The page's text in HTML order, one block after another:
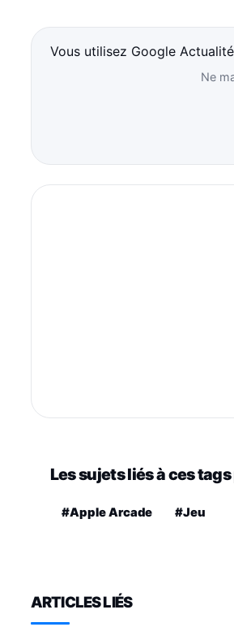
Vous utilisez Google
Ne
Les sujets liés à ces
#Apple Arcade #Jeu
ARTICLES LIÉS